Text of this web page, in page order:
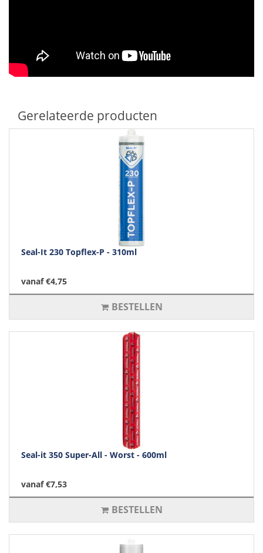
Gerelateerde producten
Seal-It 230 Topflex-P - 310ml
vanaf €4,75
BESTELLEN
Seal-it 350 Super-All - Worst - 600ml
vanaf €7,53
BESTELLEN